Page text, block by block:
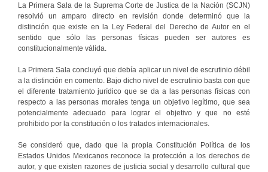
La Primera Sala de la Suprema Corte de Justica de la Nación (SCJN)
resolvió un amparo directo en revisión donde determinó que la
distinción que existe en la Ley Federal del Derecho de Autor en el
sentido que sólo las personas físicas pueden ser autores es
constitucionalmente válida.
La Primera Sala concluyó que debía aplicar un nivel de escrutinio débil
a la distinción en comento. Bajo dicho nivel de escrutinio basta con que
el diferente tratamiento jurídico que se da a las personas físicas con
respecto a las personas morales tenga un objetivo legítimo, que sea
potencialmente adecuado para lograr el objetivo y que no esté
prohibido por la constitución o los tratados internacionales.
Se consideró que, dado que la propia Constitución Política de los
Estados Unidos Mexicanos reconoce la protección a los derechos de
autor, y que existen razones de justicia social y desarrollo cultural que